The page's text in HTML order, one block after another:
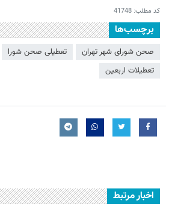
کد مطلب: 41748
برچسب‌ها
صحن شورای شهر تهران تعطیلی صحن شورا
تعطیلات اربعین
اخبار مرتبط